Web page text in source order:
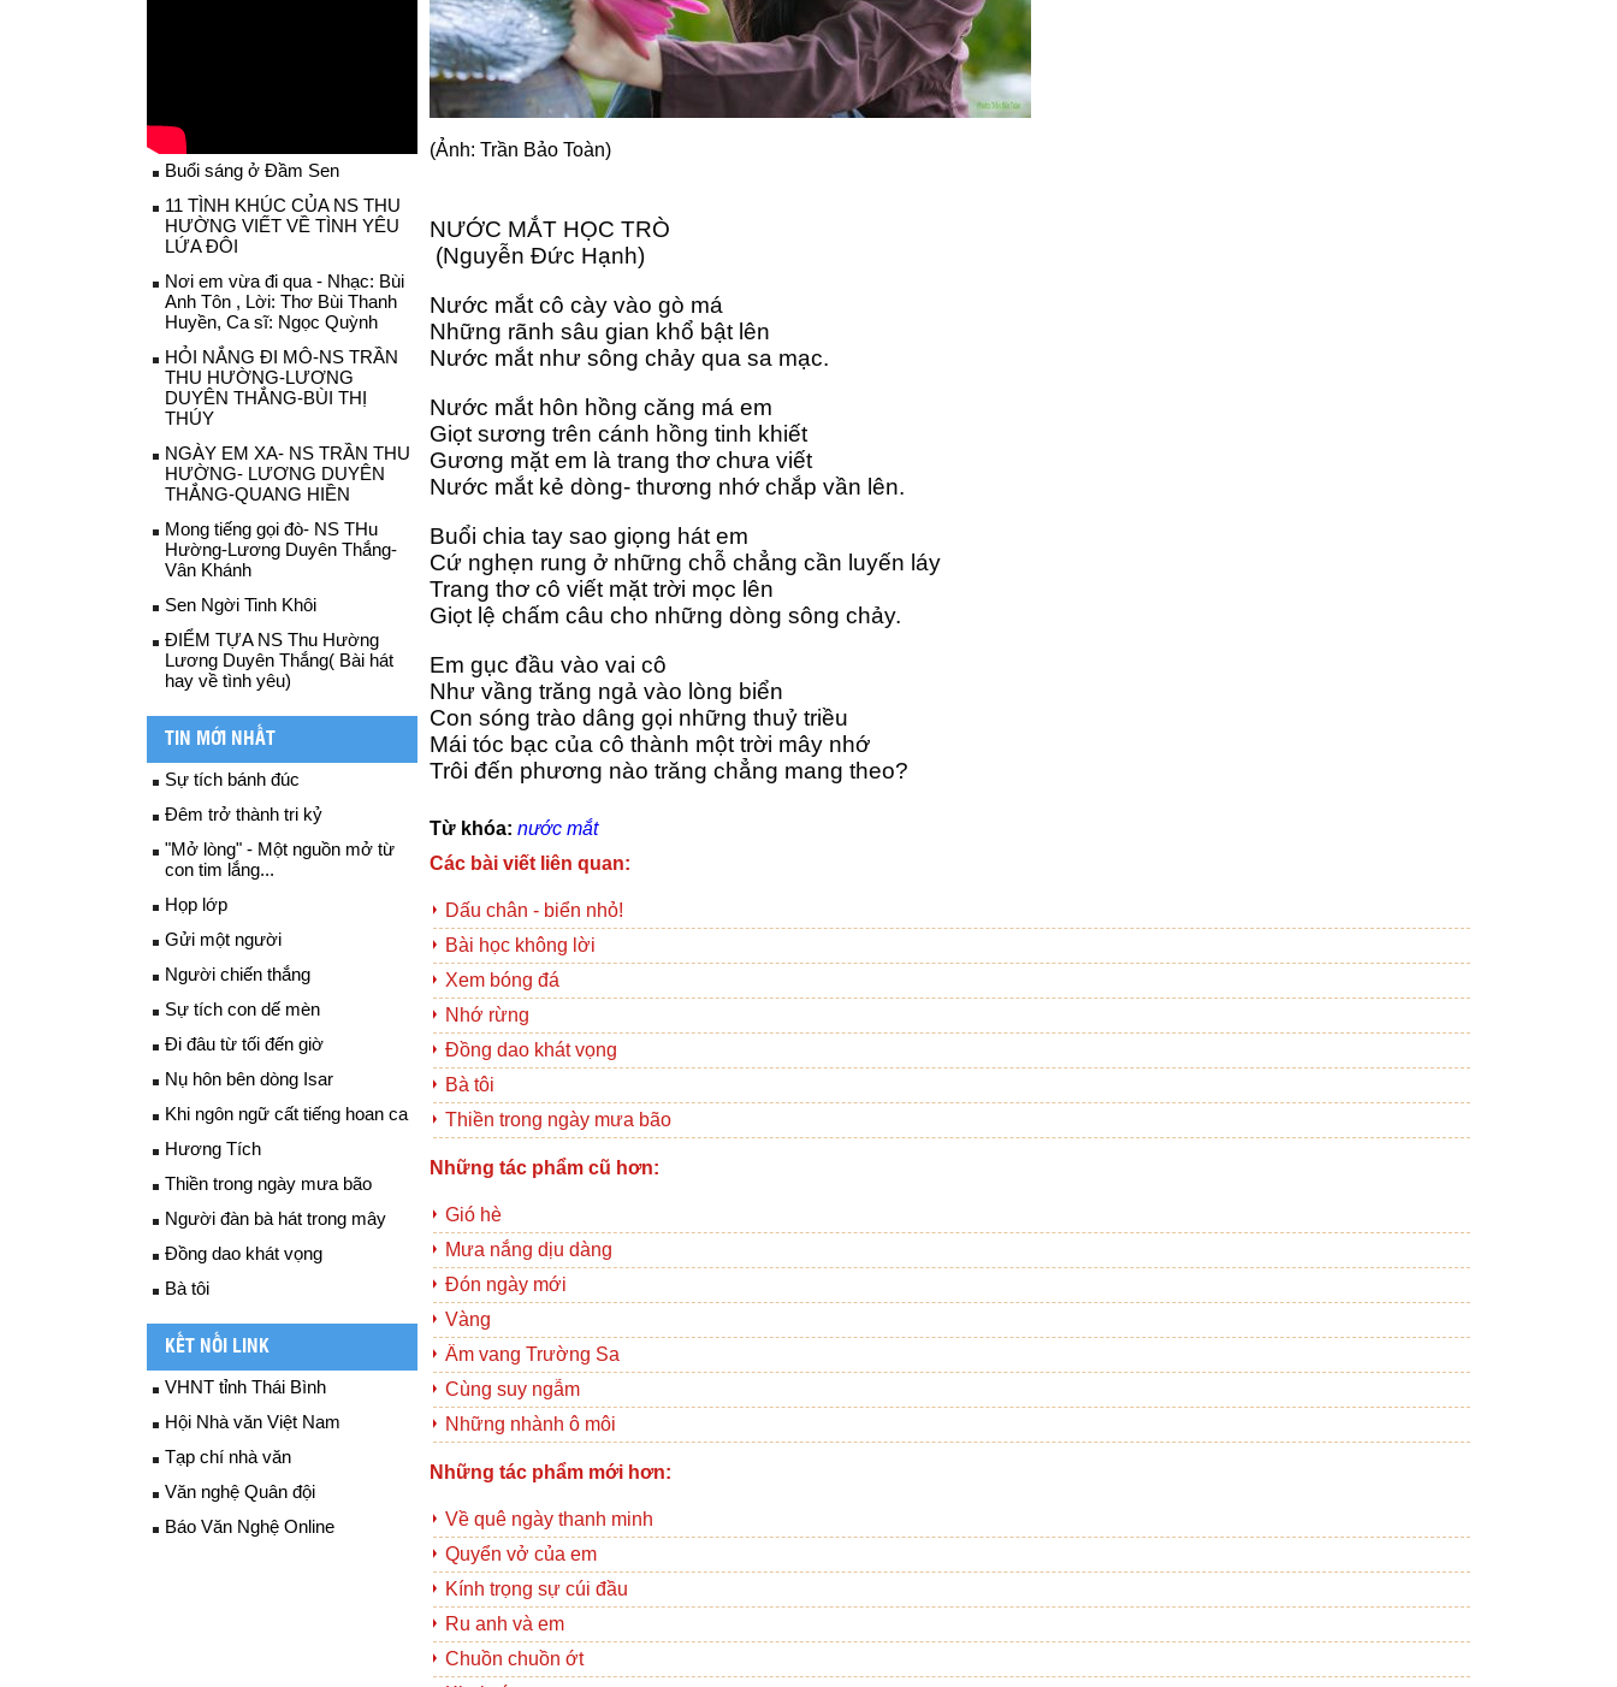
Buổi sáng ở Đầm Sen
11 TÌNH KHÚC CỦA NS THU
HƯỜNG VIẾT VỀ TÌNH YÊU
LỨA ĐÔI
Nơi em vừa đi qua - Nhạc: Bùi
Anh Tôn , Lời: Thơ Bùi Thanh
Huyền, Ca sĩ: Ngọc Quỳnh
HỎI NẮNG ĐI MÔ-NS TRẦN
THU HƯỜNG-LƯƠNG
DUYÊN THẮNG-BÙI THỊ
THÚY
NGÀY EM XA- NS TRẦN THU
HƯỜNG- LƯƠNG DUYÊN
THẮNG-QUANG HIỀN
Mong tiếng gọi đò- NS THu
Hường-Lương Duyên Thắng-
Vân Khánh
Sen Ngời Tinh Khôi
ĐIỂM TỰA NS Thu Hường
Lương Duyên Thắng( Bài hát
hay về tình yêu)
TIN MỚI NHẤT
Sự tích bánh đúc
Đêm trở thành tri kỷ
"Mở lòng" - Một nguồn mở từ
con tim lắng...
Họp lớp
Gửi một người
Người chiến thắng
Sự tích con dế mèn
Đi đâu từ tối đến giờ
Nụ hôn bên dòng Isar
Khi ngôn ngữ cất tiếng hoan ca
Hương Tích
Thiền trong ngày mưa bão
Người đàn bà hát trong mây
Đồng dao khát vọng
Bà tôi
KẾT NỐI LINK
VHNT tỉnh Thái Bình
Hội Nhà văn Việt Nam
Tạp chí nhà văn
Văn nghệ Quân đội
Báo Văn Nghệ Online
(Ảnh: Trần Bảo Toàn)
NƯỚC MẮT HỌC TRÒ
(Nguyễn Đức Hạnh)
Nước mắt cô cày vào gò má
Những rãnh sâu gian khổ bật lên
Nước mắt như sông chảy qua sa mạc.
Nước mắt hôn hồng căng má em
Giọt sương trên cánh hồng tinh khiết
Gương mặt em là trang thơ chưa viết
Nước mắt kẻ dòng- thương nhớ chắp vần lên.
Buổi chia tay sao giọng hát em
Cứ nghẹn rung ở những chỗ chẳng cần luyến láy
Trang thơ cô viết mặt trời mọc lên
Giọt lệ chấm câu cho những dòng sông chảy.
Em gục đầu vào vai cô
Như vầng trăng ngả vào lòng biển
Con sóng trào dâng gọi những thuỷ triều
Mái tóc bạc của cô thành một trời mây nhớ
Trôi đến phương nào trăng chẳng mang theo?
Từ khóa: nước mắt
Các bài viết liên quan:
Dấu chân - biển nhỏ!
Bài học không lời
Xem bóng đá
Nhớ rừng
Đồng dao khát vọng
Bà tôi
Thiền trong ngày mưa bão
Những tác phẩm cũ hơn:
Gió hè
Mưa nắng dịu dàng
Đón ngày mới
Vàng
Âm vang Trường Sa
Cùng suy ngẫm
Những nhành ô môi
Những tác phẩm mới hơn:
Về quê ngày thanh minh
Quyển vở của em
Kính trọng sự cúi đầu
Ru anh và em
Chuồn chuồn ớt